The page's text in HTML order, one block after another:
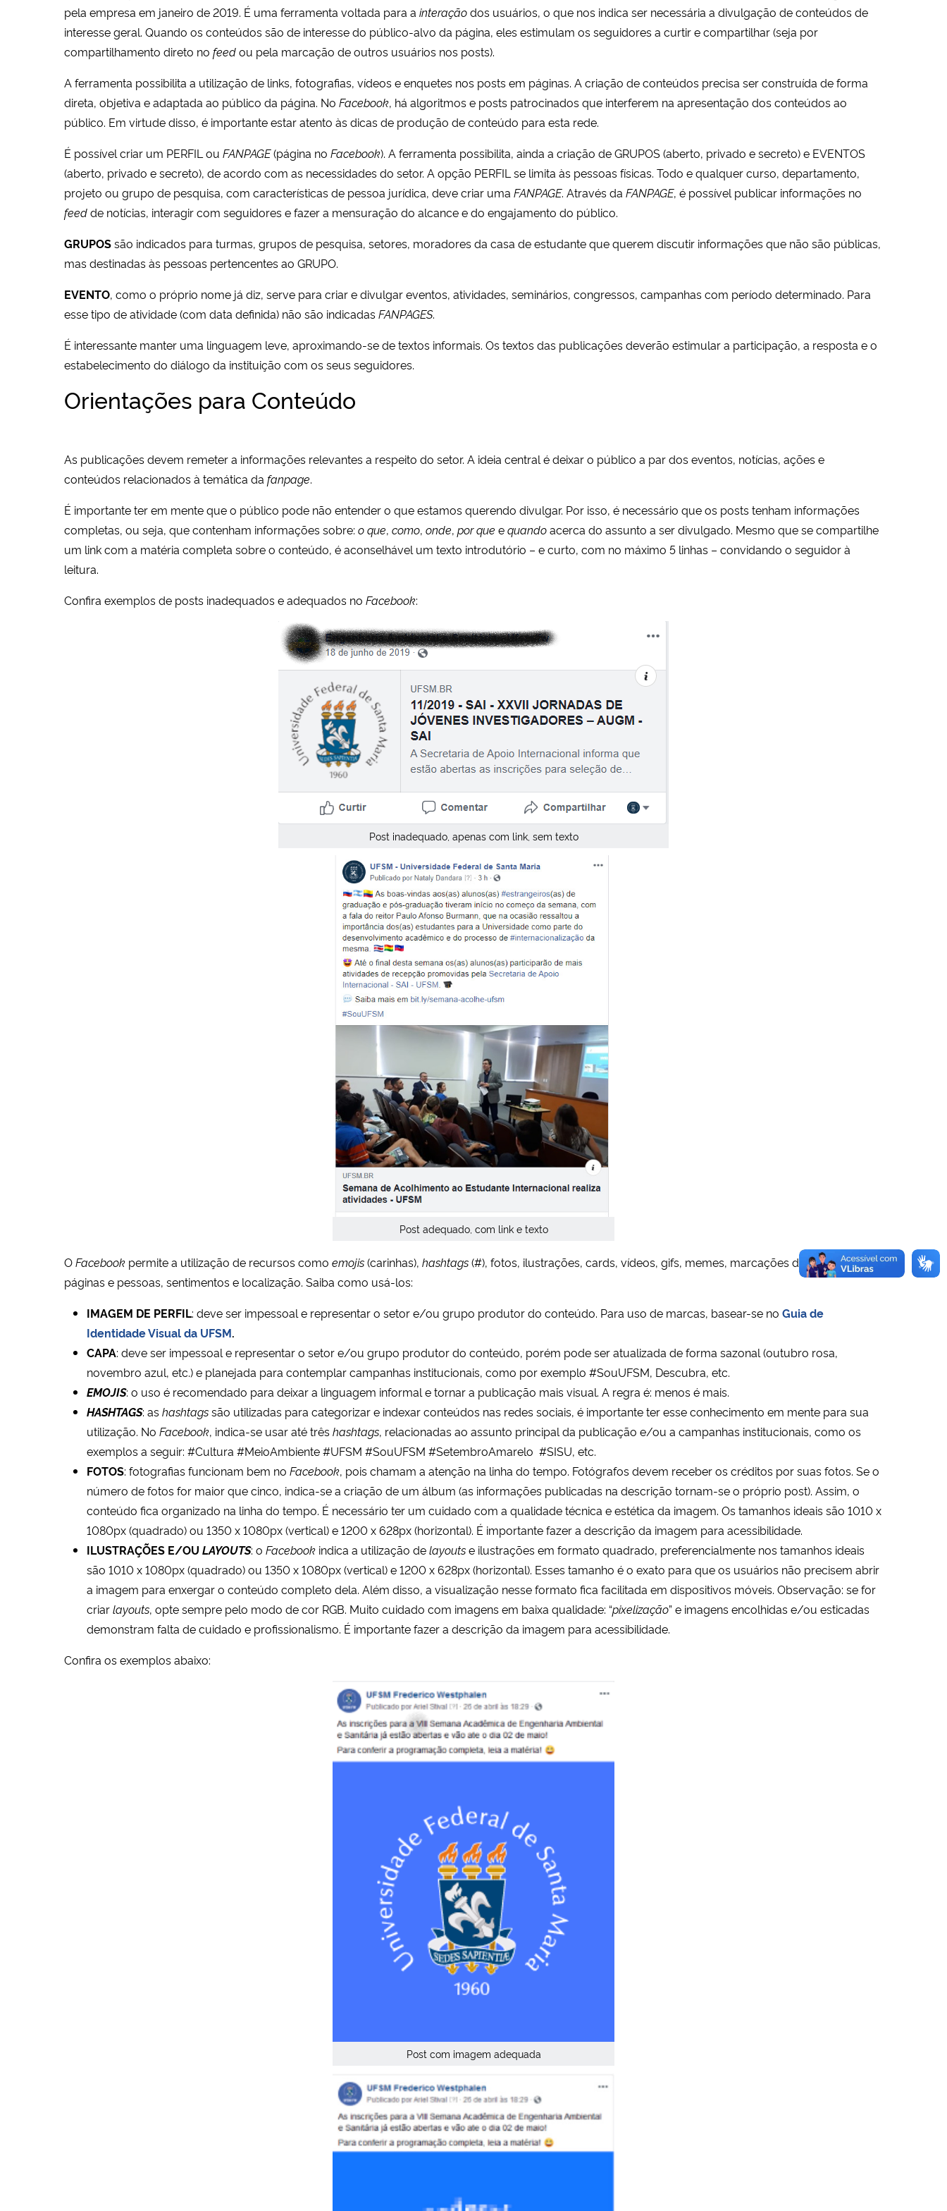
pela empresa em janeiro de 2019. É uma ferramenta voltada para a interaçãodos usuários, o que nos indica ser necessária a divulgação de conteúdos de
interesse geral. Quando os conteúdos são de interesse do público-alvo da página, eles estimulam os seguidores a curtir e compartilhar (seja por
compartilhamento direto no feedou pela marcação de outros usuários nos posts).
A ferramenta possibilita a utilização de links, fotografias, vídeos e enquetes nos posts em páginas. A criação de conteúdos precisa ser construída de forma
direta, objetiva e adaptada ao público da página. No Facebook, há algoritmos e posts patrocinados que interferem na apresentação dos conteúdos ao
público. Em virtude disso, é importante estar atento às dicas de produção de conteúdo para esta rede.
É possível criar um PERFIL ou FANPAGE(página no Facebook). A ferramenta possibilita, ainda a criação de GRUPOS (aberto, privado e secreto) e EVENTOS
(aberto, privado e secreto), de acordo com as necessidades do setor. A opção PERFIL se limita às pessoas físicas. Todo e qualquer curso, departamento,
projeto ou grupo de pesquisa, com características de pessoa jurídica, deve criar uma FANPAGE. Através da FANPAGE, é possível publicar informações no
feedde notícias, interagir com seguidores e fazer a mensuração do alcance e do engajamento do público.
GRUPOSsão indicados para turmas, grupos de pesquisa, setores, moradores da casa de estudante que querem discutir informações que não são públicas,
mas destinadas às pessoas pertencentes ao GRUPO.
EVENTO, como o próprio nome já diz, serve para criar e divulgar eventos, atividades, seminários, congressos, campanhas com período determinado. Para
esse tipo de atividade (com data definida) não são indicadasFANPAGES.
É interessante manter uma linguagem leve, aproximando-se de textos informais. Os textos das publicações deverão estimular a participação, a resposta e o
estabelecimento do diálogo da instituição com os seus seguidores.
Orientações para Conteúdo
As publicações devem remeter a informações relevantes a respeito do setor. A ideia central é deixar o público a par dos eventos, notícias, ações e
conteúdos relacionados à temática da fanpage.
É importante ter em mente que o público pode não entender o que estamos querendo divulgar. Por isso, é necessário que os posts tenham informações
completas, ou seja, que contenham informações sobre: o que, como, onde, por que equandoacerca do assunto a ser divulgado. Mesmo que se compartilhe
um link com a matéria completa sobre o conteúdo, é aconselhável um texto introdutório – e curto, com no máximo 5 linhas – convidando o seguidor à
leitura.
Confira exemplos de posts inadequados e adequados no Facebook:
Post inadequado, apenas com link, sem texto
Post adequado, com link e texto
OFacebook permite a utilização de recursos como emojis(carinhas), hashtags(#), fotos, ilustrações, cards, vídeos, gifs, memes, marcações de outras
páginas e pessoas, sentimentos e localização. Saiba como usá-los:
IMAGEM DE PERFIL: deve ser impessoal e representar o setor e/ou grupo produtor do conteúdo. Para uso de marcas, basear-se no Guia de
Identidade Visual da UFSM.
CAPA: deve ser impessoal e representar o setor e/ou grupo produtor do conteúdo, porém pode ser atualizada de forma sazonal (outubro rosa,
novembro azul, etc.) e planejada para contemplar campanhas institucionais, como por exemplo #SouUFSM, Descubra, etc.
EMOJIS: o uso é recomendado para deixar a linguagem informal e tornar a publicação mais visual. A regra é: menos é mais.
HASHTAGS: ashashtagssão utilizadas para categorizar e indexar conteúdos nas redes sociais, é importante ter esse conhecimento em mente para sua
utilização. No Facebook, indica-se usar até trêshashtags, relacionadas ao assunto principal da publicação e/ou a campanhas institucionais, como os
exemplos a seguir: #Cultura #MeioAmbiente #UFSM #SouUFSM #SetembroAmarelo #SISU, etc.
FOTOS: fotografias funcionam bem no Facebook, pois chamam a atenção na linha do tempo. Fotógrafos devem receber os créditos por suas fotos. Se o
número de fotos for maior que cinco, indica-se a criação de um álbum (as informações publicadas na descrição tornam-se o próprio post). Assim, o
conteúdo fica organizado na linha do tempo. É necessário ter um cuidado com a qualidade técnica e estética da imagem. Os tamanhos ideais são 1010 x
1080px (quadrado) ou 1350 x 1080px (vertical) e 1200 x 628px (horizontal). É importante fazer a descrição da imagem para acessibilidade.
ILUSTRAÇÕES E/OU LAYOUTS: o Facebook indica a utilização delayoutse ilustrações em formato quadrado, preferencialmente nos tamanhos ideais
são 1010 x 1080px (quadrado) ou 1350 x 1080px (vertical) e 1200 x 628px (horizontal). Esses tamanho é o exato para que os usuários não precisem abrir
a imagem para enxergar o conteúdo completo dela. Além disso, a visualização nesse formato fica facilitada em dispositivos móveis. Observação: se for
criarlayouts, opte sempre pelo modo de cor RGB. Muito cuidado com imagens em baixa qualidade: “pixelização” e imagens encolhidas e/ou esticadas
demonstram falta de cuidado e profissionalismo. É importante fazer a descrição da imagem para acessibilidade.
Confira os exemplos abaixo:
Post com imagem adequada